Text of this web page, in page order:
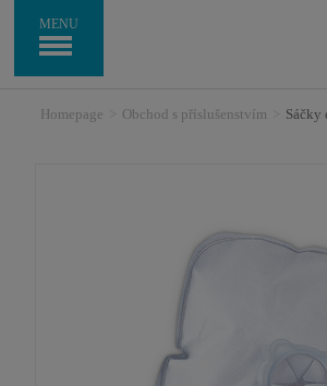
MENU
Homepage Obchod s příslušenstvím Sáčky